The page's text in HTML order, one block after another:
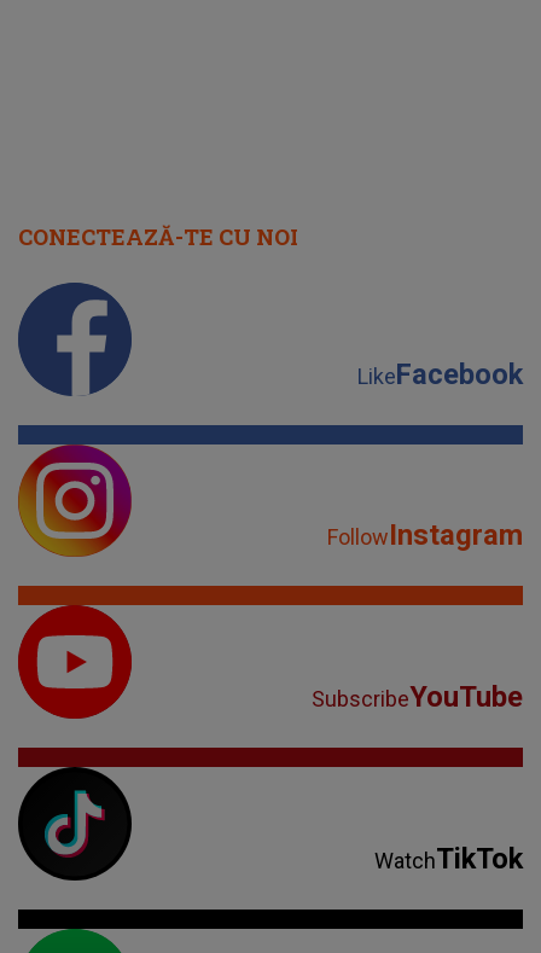
CONECTEAZĂ-TE CU NOI
LikeFacebook
FollowInstagram
SubscribeYouTube
WatchTikTok